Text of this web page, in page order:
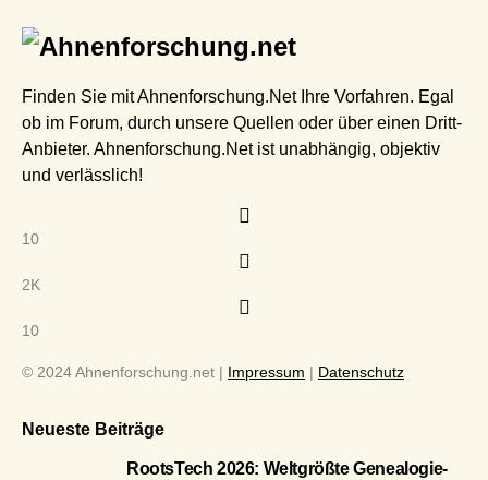
Finden Sie mit Ahnenforschung.Net Ihre Vorfahren. Egal
ob im Forum, durch unsere Quellen oder über einen Dritt-
Anbieter. Ahnenforschung.Net ist unabhängig, objektiv
und verlässlich!
10
2K
10
© 2024 Ahnenforschung.net | Impressum | Datenschutz
Neueste Beiträge
RootsTech 2026: Weltgrößte Genealogie-